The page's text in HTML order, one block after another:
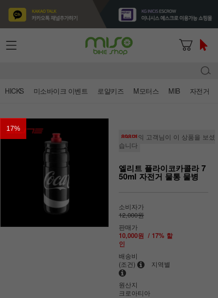
HICKS 미소바이크 이벤트 로얄키즈 M모터스 MIB 자전거
17%
898명의 고객님이 이 상품을 보셨
습니다
엘리트 플라이코카콜라 7
50ml 자전거 물통 물병
소비자가
12,000원
판매가
10,000원 / 17% 할
인
배송비
(조건)
지역별
원산지
크로아티아